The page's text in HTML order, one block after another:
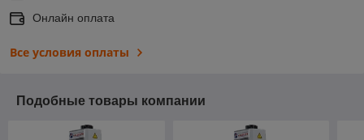
Онлайн оплата
Все условия оплаты
Подобные товары компании